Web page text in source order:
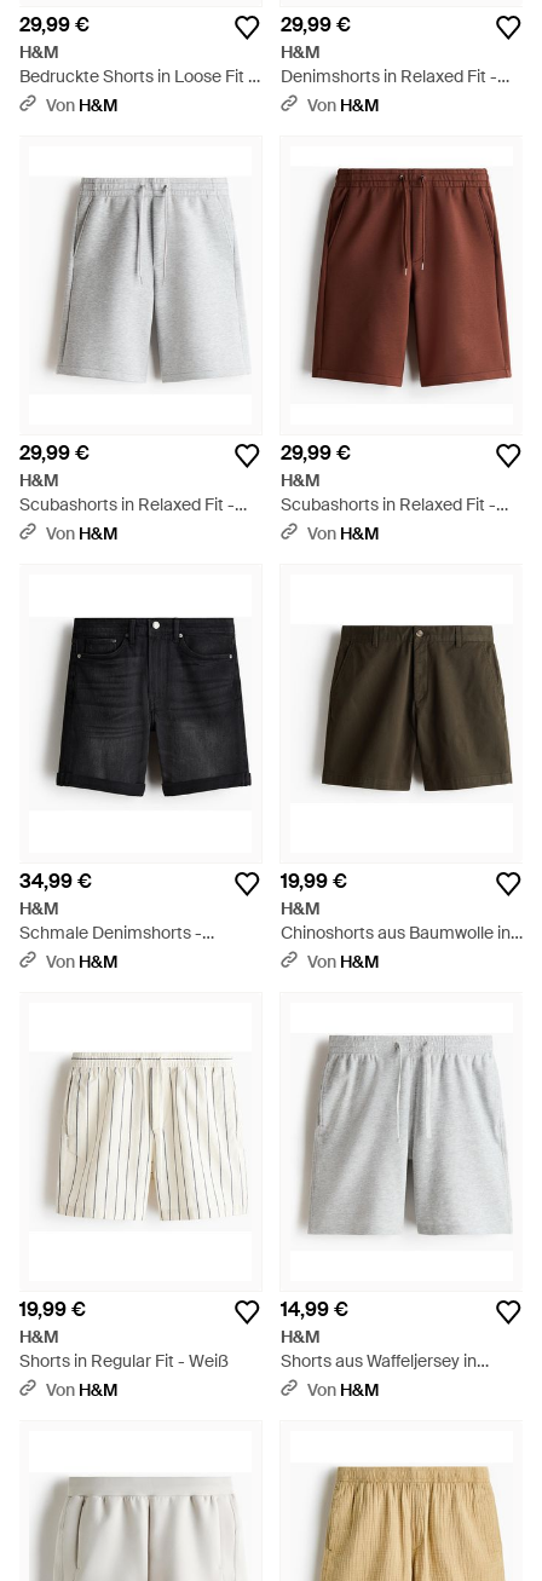
29,99 €
H&M
Bedruckte Shorts in Loose Fit -
Schwarz
Von H&M
29,99 €
H&M
Denimshorts in Relaxed Fit -
Natur
Von H&M
29,99 €
H&M
Scubashorts in Relaxed Fit -
GrauVon H&M
29,99 €
H&M
Scubashorts in Relaxed Fit -
Braun
Von H&M
34,99 €
H&M
Schmale Denimshorts -
Schwarz
Von H&M
19,99 €
H&M
Chinoshorts aus Baumwolle in
Regular Fit - Mehrfarbig
Von H&M
19,99 €
H&M
Shorts in Regular Fit - Weiß
Von H&M
14,99 €
H&M
Shorts aus Waffeljersey in
Relaxed Fit - Weiß
Von H&M